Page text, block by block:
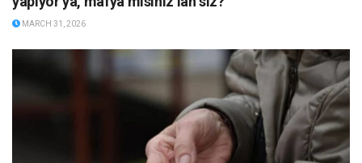
MARCH 31, 2026